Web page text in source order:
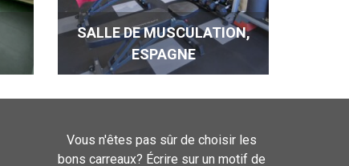
SALLE DE MUSCULATION,
ESPAGNE
Vous n'êtes pas sûr de choisir les
bons carreaux? Écrire sur un motif de